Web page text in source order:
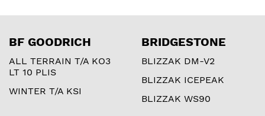
BF GOODRICH
ALL TERRAIN T/A KO3
LT 10 PLIS
WINTER T/A KSI
BRIDGESTONE
BLIZZAK DM-V2
BLIZZAK ICEPEAK
BLIZZAK WS90